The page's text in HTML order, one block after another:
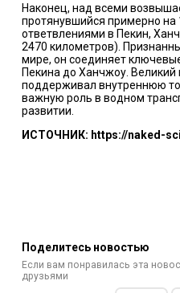
Наконец, над всеми
протянувшийся примерно на
ответвлениями в Пекин,
2470 километров).
мире, он соединяет
Пекина до Ханчжоу.
поддерживал внутреннюю
важную роль в водном
развитии.
ИСТОЧНИК: https://naked-
Поделитесь новостью
Если вам понравилась эта
друзьями